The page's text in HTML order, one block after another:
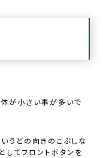
体が小さい事が多いで
うどの向きのこぶしな
してフロントボタンを